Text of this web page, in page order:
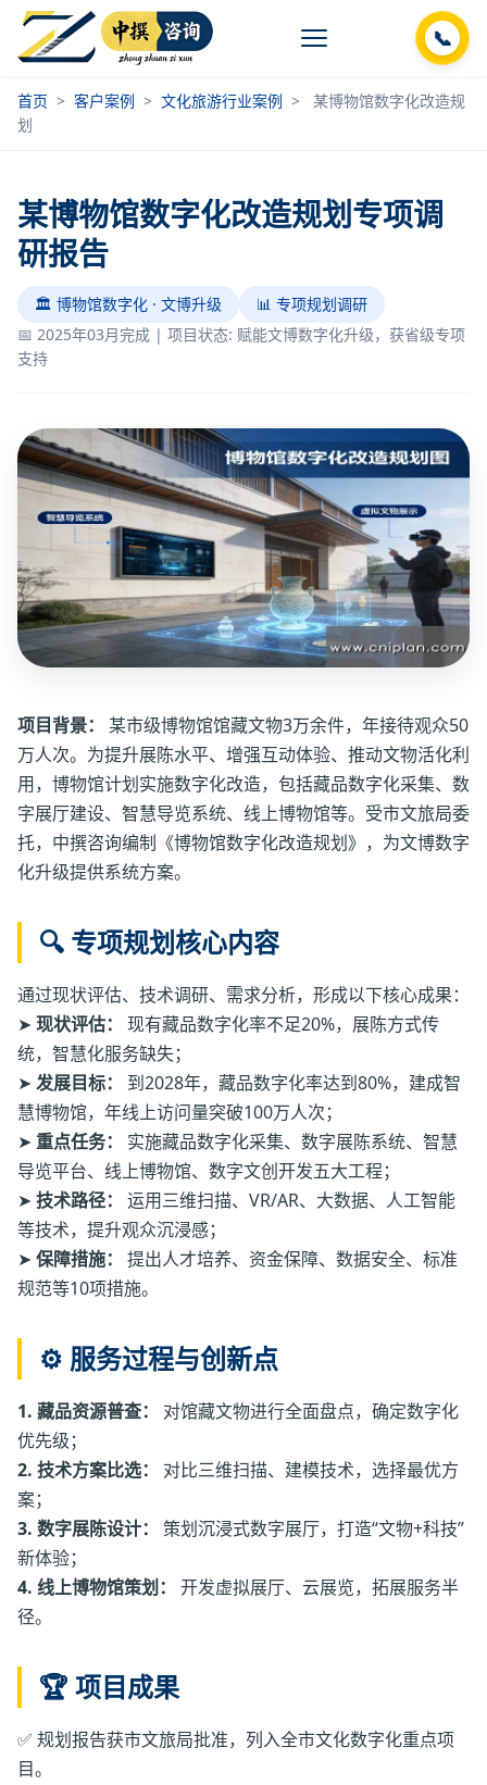
📞
首页 > 客户案例 > 文化旅游行业案例 >
某博物馆数字化改造规
划
某博物馆数字化改造规划专项调
研报告
🏛️ 博物馆数字化 · 文博升级
📊 专项规划调研
📅 2025年03月完成 | 项目状态: 赋能文博数字化升级，获省级专项
支持
项目背景：
某市级博物馆馆藏文物3万余件，年接待观众50
万人次。为提升展陈水平、增强互动体验、推动文物活化利
用，博物馆计划实施数字化改造，包括藏品数字化采集、数
字展厅建设、智慧导览系统、线上博物馆等。受市文旅局委
托，中撰咨询编制《博物馆数字化改造规划》，为文博数字
化升级提供系统方案。
🔍 专项规划核心内容
通过现状评估、技术调研、需求分析，形成以下核心成果：
➤ 现状评估：
现有藏品数字化率不足20%，展陈方式传
统，智慧化服务缺失；
➤ 发展目标：
到2028年，藏品数字化率达到80%，建成智
慧博物馆，年线上访问量突破100万人次；
➤ 重点任务：
实施藏品数字化采集、数字展陈系统、智慧
导览平台、线上博物馆、数字文创开发五大工程；
➤ 技术路径：
运用三维扫描、VR/AR、大数据、人工智能
等技术，提升观众沉浸感；
➤ 保障措施：
提出人才培养、资金保障、数据安全、标准
规范等10项措施。
⚙️ 服务过程与创新点
1. 藏品资源普查：
对馆藏文物进行全面盘点，确定数字化
优先级；
2. 技术方案比选：
对比三维扫描、建模技术，选择最优方
案；
3. 数字展陈设计：
策划沉浸式数字展厅，打造“文物+科技”
新体验；
4. 线上博物馆策划：
开发虚拟展厅、云展览，拓展服务半
径。
🏆 项目成果
✅ 规划报告获市文旅局批准，列入全市文化数字化重点项
目。